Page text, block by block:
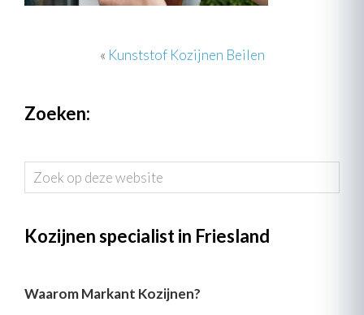
« Kunststof Kozijnen Beilen
Zoeken:
Zoek
op
website
Kozijnen specialist in Friesland
Waarom Markant Kozijnen?